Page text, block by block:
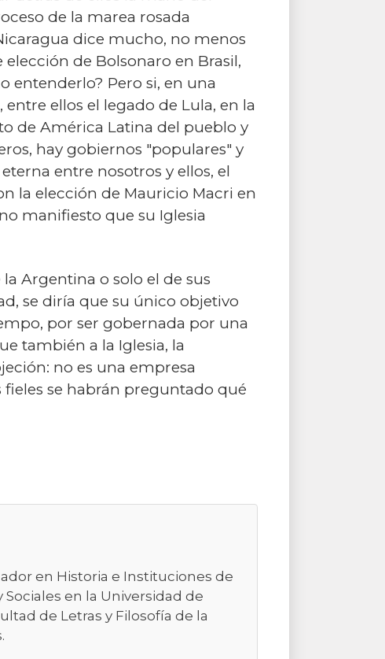
de la marea rosada
dice mucho, no menos
de Bolsonaro en Brasil,
entenderlo? Pero si, en una
ellos el legado de Lula, en la
de América Latina del pueblo y
hay gobiernos "populares" y
entre nosotros y ellos, el
la elección de Mauricio Macri en
manifiesto que su Iglesia
Argentina o solo el de sus
se diría que su único objetivo
por ser gobernada por una
también a la Iglesia, la
no es una empresa
fieles se habrán preguntado qué
en Historia e Instituciones de
en la Universidad de
de Letras y Filosofía de la